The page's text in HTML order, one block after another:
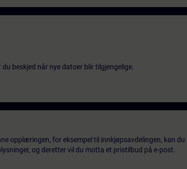
beskjed når nye datoer blir tilgjengelige.
opplæringen, for eksempel til innkjøpsavdelingen, kan du
og deretter vil du motta et pristilbud på e-post.